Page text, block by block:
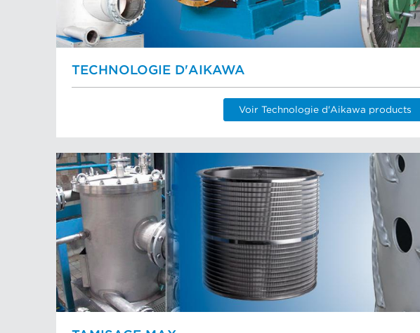
TECHNOLOGIE D'AIKAWA
Voir Technologie d'Aikawa products